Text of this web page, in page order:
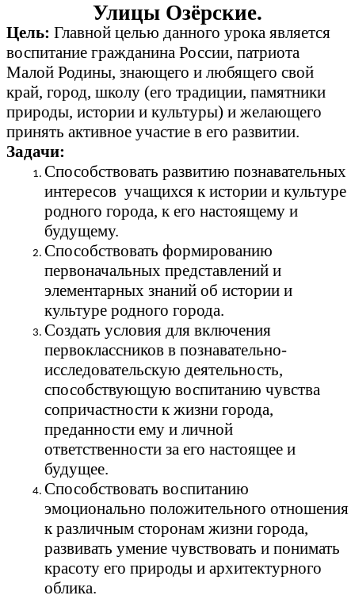
Улицы Озёрские.
Цель: Главной целью данного урока является
воспитание гражданина России, патриота
Малой Родины, знающего и любящего свой
край, город, школу (его традиции, памятники
природы, истории и культуры) и желающего
принять активное участие в его развитии.
Задачи:
Способствовать развитию познавательных
интересов учащихся к истории и культуре
родного города, к его настоящему и
будущему.
Способствовать формированию
первоначальных представлений и
элементарных знаний об истории и
культуре родного города.
Создать условия для включения
первоклассников в познавательно-
исследовательскую деятельность,
способствующую воспитанию чувства
сопричастности к жизни города,
преданности ему и личной
ответственности за его настоящее и
будущее.
Способствовать воспитанию
эмоционально положительного отношения
к различным сторонам жизни города,
развивать умение чувствовать и понимать
красоту его природы и архитектурного
облика.